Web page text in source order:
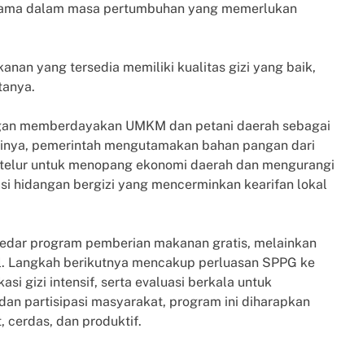
dalam masa pertumbuhan yang memerlukan
yang tersedia memiliki kualitas gizi yang baik,
memberdayakan UMKM dan petani daerah sebagai
pemerintah mengutamakan bahan pangan dari
untuk menopang ekonomi daerah dan mengurangi
hidangan bergizi yang mencerminkan kearifan lokal
program pemberian makanan gratis, melainkan
berikutnya mencakup perluasan SPPG ke
gizi intensif, serta evaluasi berkala untuk
partisipasi masyarakat, program ini diharapkan
cerdas, dan produktif.